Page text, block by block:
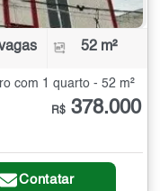
52 m²
com 1 quarto - 52 m²
R$ 378.000
Contatar